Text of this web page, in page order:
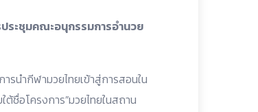
ระชุมคณะอนุกรรมการอำนวย
รนำกีฬามวยไทยเข้าสู่การสอนใน
ชื่อโครงการ”มวยไทยในสถาน